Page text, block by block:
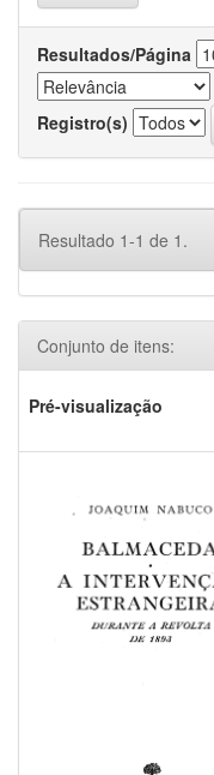
Resultados/Página
Registro(s)
Resultado 1-1 de 1.
Conjunto de itens:
Pré-visualização